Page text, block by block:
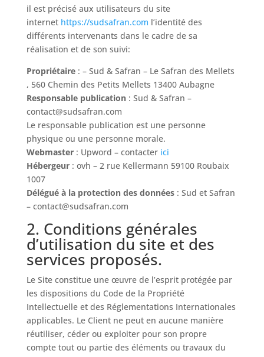
il est précisé aux utilisateurs du site
internet https://sudsafran.com l’identité des
différents intervenants dans le cadre de sa
réalisation et de son suivi:
Propriétaire: – Sud & Safran – Le Safran des Mellets
, 560 Chemin des Petits Mellets 13400 Aubagne
Responsable publication: Sud & Safran –
contact@sudsafran.com
Le responsable publication est une personne
physique ou une personne morale.
Webmaster: Upword – contacter ici
Hébergeur: ovh – 2 rue Kellermann 59100 Roubaix
1007
Délégué à la protection des données: Sud et Safran
– contact@sudsafran.com
2. Conditions générales
d’utilisation du site et des
services proposés.
Le Site constitue une œuvre de l’esprit protégée par
les dispositions du Code de la Propriété
Intellectuelle et des Réglementations Internationales
applicables. Le Client ne peut en aucune manière
réutiliser, céder ou exploiter pour son propre
compte tout ou partie des éléments ou travaux du